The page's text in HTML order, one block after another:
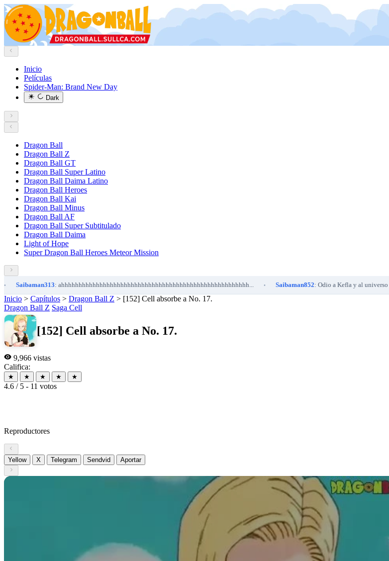
Inicio
Películas
Spider-Man: Brand New Day
Dark
Dragon Ball
Dragon Ball Z
Dragon Ball GT
Dragon Ball Super Latino
Dragon Ball Daima Latino
Dragon Ball Heroes
Dragon Ball Kai
Dragon Ball Minus
Dragon Ball AF
Dragon Ball Super Subtitulado
Dragon Ball Daima
Light of Hope
Super Dragon Ball Heroes Meteor Mission
: ahhhhhhhhhhhhhhhhhhhhhhhhhhhhhhhhhhhhhhhhhhhhhhhhhhhhhh... • Saibaman852: Odio a Kefla y al universo 2 •
Inicio > Capítulos > Dragon Ball Z > [152] Cell absorbe a No. 17.
Dragon Ball Z Saga Cell
[152] Cell absorbe a No. 17.
9,966 vistas
Califica:
★ ★ ★ ★ ★
4.6 / 5 - 11 votos
Reproductores
Yellow X Telegram Sendvid Aportar